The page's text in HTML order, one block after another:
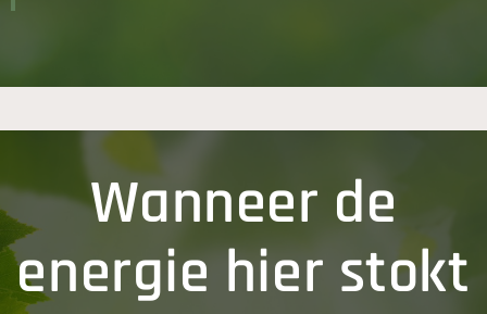
Wanneer de
energie hier stokt